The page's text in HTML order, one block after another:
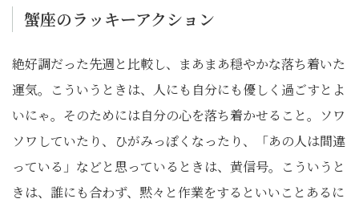
蟹座のラッキーアクション
絶好調だった先週と比較し、まあまあ穏やかな落ち着いた
運気。こういうときは、人にも自分にも優しく過ごすとよ
いにゃ。そのためには自分の心を落ち着かせること。ソワ
ソワしていたり、ひがみっぽくなったり、「あの人は間違
っている」などと思っているときは、黄信号。こういうと
きは、誰にも合わず、黙々と作業をするといいことあるに